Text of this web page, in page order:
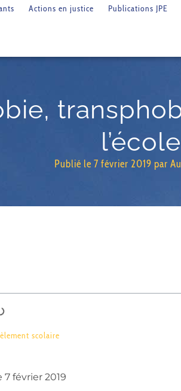
Actions en justice Publications JPE
l’école
Publié le 7 février 2019 par
scolaire
février 2019